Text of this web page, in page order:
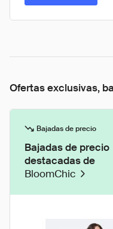
Ofertas exclusivas,
Bajadas de precio
Bajadas de precio
destacadas de
BloomChic